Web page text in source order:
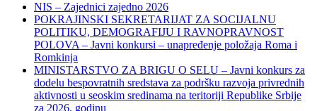
NIS – Zajednici zajedno 2026
POKRAJINSKI SEKRETARIJAT ZA SOCIJALNU
POLITIKU, DEMOGRAFIJU I RAVNOPRAVNOST
POLOVA – Javni konkursi – unapređenje položaja Roma i
Romkinja
MINISTARSTVO ZA BRIGU O SELU – Javni konkurs za
dodelu bespovratnih sredstava za podršku razvoja privrednih
aktivnosti u seoskim sredinama na teritoriji Republike Srbije
za 2026. godinu